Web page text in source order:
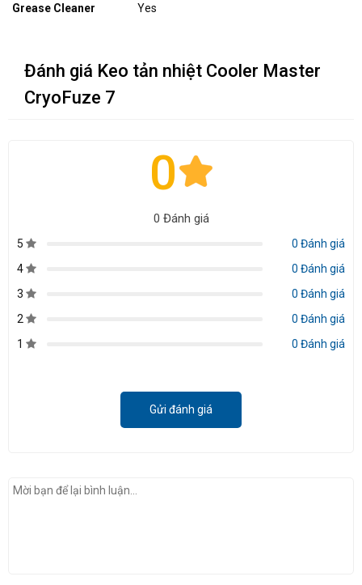
Grease Cleaner
Yes
Đánh giá Keo tản nhiệt Cooler Master
CryoFuze 7
0
0 Đánh giá
5
0 Đánh giá
4
0 Đánh giá
3
0 Đánh giá
2
0 Đánh giá
1
0 Đánh giá
Gửi đánh giá